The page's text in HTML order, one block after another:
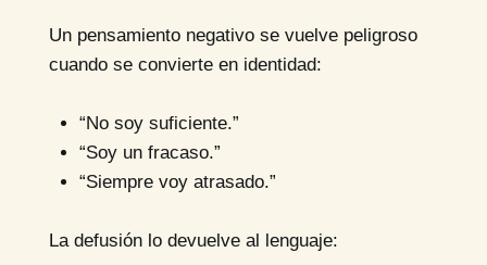
Un pensamiento negativo se vuelve peligroso
cuando se convierte en identidad:
“No soy suficiente.”
“Soy un fracaso.”
“Siempre voy atrasado.”
La defusión lo devuelve al lenguaje: